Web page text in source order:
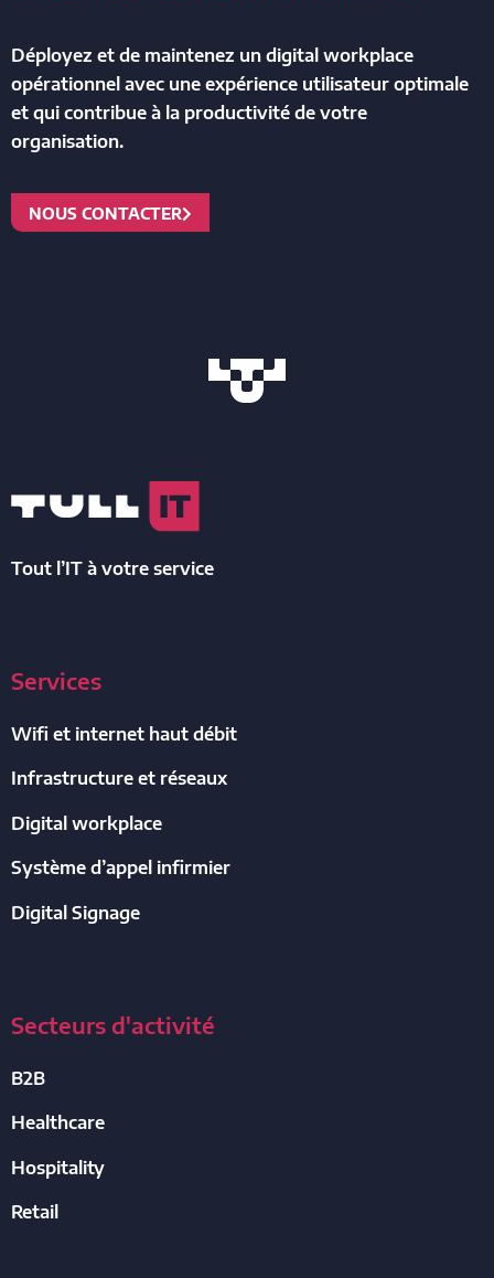
Déployez et de maintenez un digital workplace
opérationnel avec une expérience utilisateur optimale
et qui contribue à la productivité de votre
organisation.
NOUS CONTACTER
Tout l’IT à votre service
Services
Wifi et internet haut débit
Infrastructure et réseaux
Digital workplace
Système d’appel infirmier
Digital Signage
Secteurs d'activité
B2B
Healthcare
Hospitality
Retail